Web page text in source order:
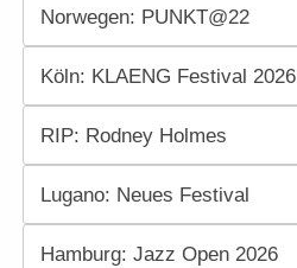
Norwegen: PUNKT@22
Köln: KLAENG Festival 2026
RIP: Rodney Holmes
Lugano: Neues Festival
Hamburg: Jazz Open 2026